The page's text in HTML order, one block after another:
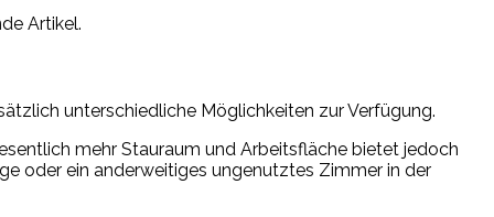
Artikel.
unterschiedliche Möglichkeiten zur Verfügung.
mehr Stauraum und Arbeitsfläche bietet jedoch
oder ein anderweitiges ungenutztes Zimmer in der